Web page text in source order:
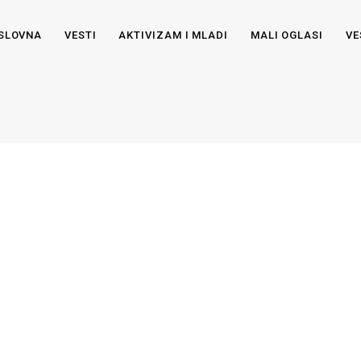
VESTI AKTIVIZAM I MLADI MALI OGLASI